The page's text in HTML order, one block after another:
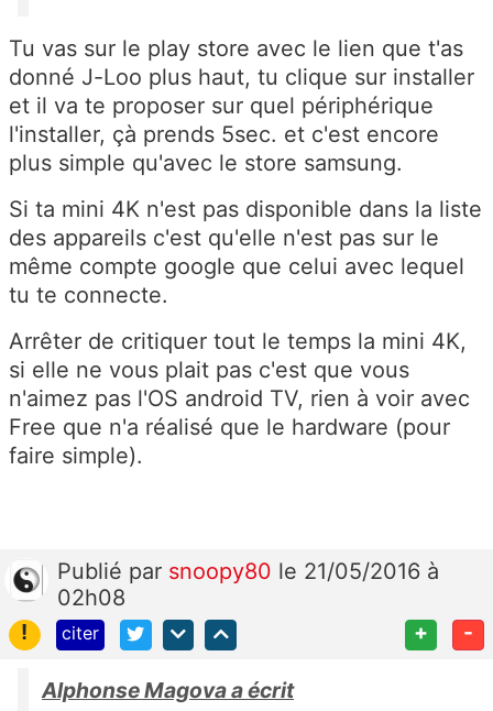
Tu vas sur le play store avec le lien que t'as
donné J-Loo plus haut, tu clique sur installer
et il va te proposer sur quel périphérique
l'installer, çà prends 5sec. et c'est encore
plus simple qu'avec le store samsung.
Si ta mini 4K n'est pas disponible dans la liste
des appareils c'est qu'elle n'est pas sur le
même compte google que celui avec lequel
tu te connecte.
Arrêter de critiquer tout le temps la mini 4K,
si elle ne vous plait pas c'est que vous
n'aimez pas l'OS android TV, rien à voir avec
Free que n'a réalisé que le hardware (pour
faire simple).
Publié par snoopy80 le 21/05/2016 à
02h08
!
citer + -
Alphonse Magova a écrit